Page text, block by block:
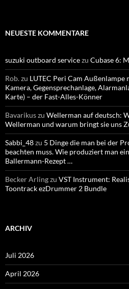
NEUESTE KOMMENTARE
suzuki outboard servicezu Cubase 6:
Rob.zu LUTEC Peri Cam Außenlampe
Kamera, Gegensprechanlage,
Karte) – der Fast-Alles-Könner
Bavarikuszu Wellerman auf deutsch:
Wellerman und warum bringt sie uns
Sabbi_48zu 5 Dinge die man bei der
beachten muss. Wie produziert man
Ballermann-Rezept …
Becker Arlingzu VST Instrument:
Toontrack ezDrummer 2 Bundle
ARCHIV
Juli 2026
April 2026